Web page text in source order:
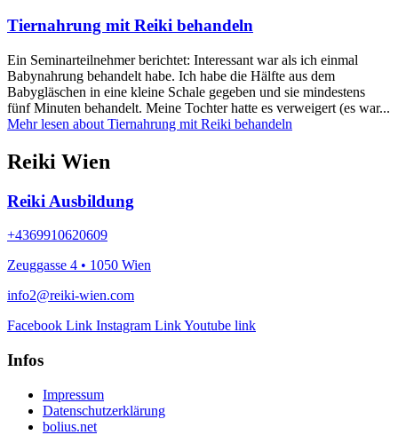
Tiernahrung mit Reiki behandeln
Ein Seminarteilnehmer berichtet: Interessant war als ich einmal
Babynahrung behandelt habe. Ich habe die Hälfte aus dem
Babygläschen in eine kleine Schale gegeben und sie mindestens
fünf Minuten behandelt. Meine Tochter hatte es verweigert (es war...
Mehr lesen about Tiernahrung mit Reiki behandeln
Reiki Wien
Reiki Ausbildung
+4369910620609
Zeuggasse 4 • 1050 Wien
info2@reiki-wien.com
Facebook Link Instagram LinkYoutube link
Infos
Impressum
Datenschutzerklärung
bolius.net